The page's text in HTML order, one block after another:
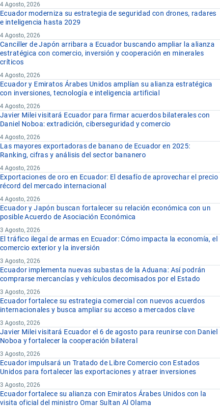
4 Agosto, 2026
Ecuador moderniza su estrategia de seguridad con drones, radares
e inteligencia hasta 2029
4 Agosto, 2026
Canciller de Japón arribara a Ecuador buscando ampliar la alianza
estratégica con comercio, inversión y cooperación en minerales
críticos
4 Agosto, 2026
Ecuador y Emiratos Árabes Unidos amplían su alianza estratégica
con inversiones, tecnología e inteligencia artificial
4 Agosto, 2026
Javier Milei visitará Ecuador para firmar acuerdos bilaterales con
Daniel Noboa: extradición, ciberseguridad y comercio
4 Agosto, 2026
Las mayores exportadoras de banano de Ecuador en 2025:
Ranking, cifras y análisis del sector bananero
4 Agosto, 2026
Exportaciones de oro en Ecuador: El desafío de aprovechar el precio
récord del mercado internacional
4 Agosto, 2026
Ecuador y Japón buscan fortalecer su relación económica con un
posible Acuerdo de Asociación Económica
3 Agosto, 2026
El tráfico ilegal de armas en Ecuador: Cómo impacta la economía, el
comercio exterior y la inversión
3 Agosto, 2026
Ecuador implementa nuevas subastas de la Aduana: Así podrán
comprarse mercancías y vehículos decomisados por el Estado
3 Agosto, 2026
Ecuador fortalece su estrategia comercial con nuevos acuerdos
internacionales y busca ampliar su acceso a mercados clave
3 Agosto, 2026
Javier Milei visitará Ecuador el 6 de agosto para reunirse con Daniel
Noboa y fortalecer la cooperación bilateral
3 Agosto, 2026
Ecuador impulsará un Tratado de Libre Comercio con Estados
Unidos para fortalecer las exportaciones y atraer inversiones
3 Agosto, 2026
Ecuador fortalece su alianza con Emiratos Árabes Unidos con la
visita oficial del ministro Omar Sultan Al Olama